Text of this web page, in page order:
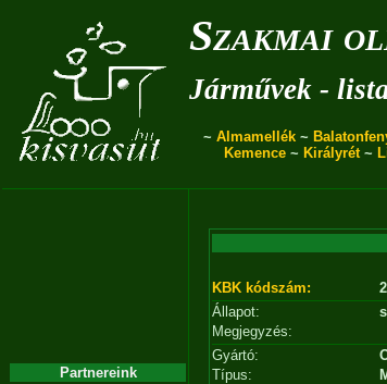
Szakmai
Járművek -
~ Almamellék ~
Kemence~ Királyrét~
Partnereink
KBK kódszám:
Állapot:
Megjegyzés:
Gyártó:
Típus: